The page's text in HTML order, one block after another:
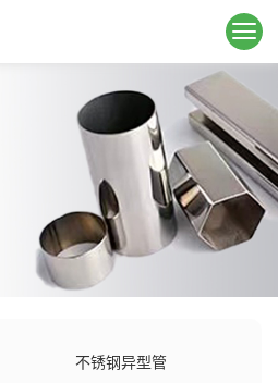
不锈钢异型管